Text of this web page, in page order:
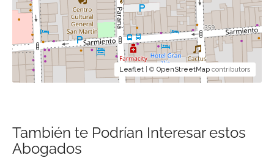
Leaflet | © OpenStreetMap contributors
También te Podrían Interesar estos
Abogados